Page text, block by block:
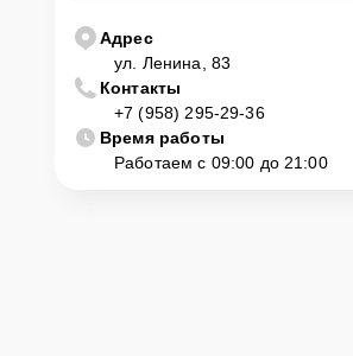
Адрес
ул. Ленина, 83
Контакты
+7 (958) 295-29-36
Время работы
Работаем с 09:00 до 21:00